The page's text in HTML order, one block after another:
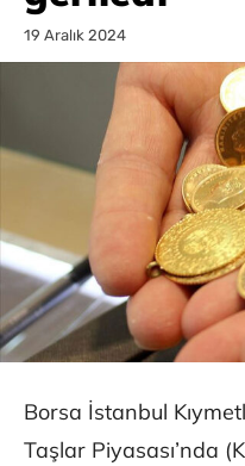
19 Aralık 2024
Borsa İstanbul
Taşlar Piyasası’nda